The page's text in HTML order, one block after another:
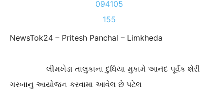
NewsTok24 – Pritesh Panchal – Limkheda
લીમખેડા તાલુકાના દુધિયા મુકામે આનંદ પૂર્વક શેરી
ગરબાનુ આયોજન કરવામા આવેલ છે પટેલ